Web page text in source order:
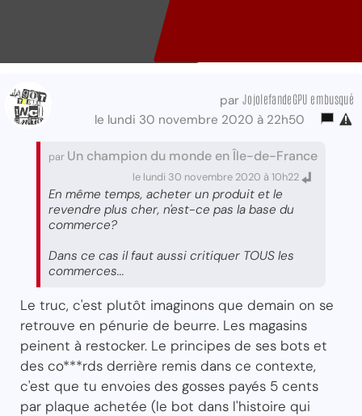
par JojolefandeGPU embusqué
le lundi 30 novembre 2020 à 22h50
par Un champion du monde en Île-de-France
le lundi 30 novembre 2020 à 10h22
En même temps, acheter un produit et le
revendre plus cher, n'est-ce pas la base du
commerce?
Dans ce cas il faut aussi critiquer TOUS les
commerces...
Le truc, c'est plutôt imaginons que demain on se
retrouve en pénurie de beurre. Les magasins
peinent à restocker. Le principes de ses bots et
des co***rds derrière remis dans ce contexte,
c'est que tu envoies des gosses payés 5 cents
par plaque achetée (le bot dans l'histoire qui